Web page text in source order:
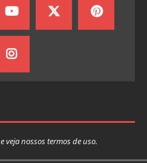
e veja nossos termos de uso.